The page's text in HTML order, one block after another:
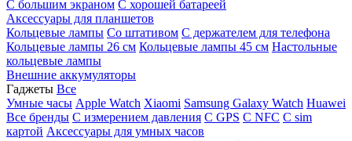
С большим экраном С хорошей батареей
Аксессуары для планшетов
Кольцевые лампы Со штативом C держателем для телефона
Кольцевые лампы 26 см Кольцевые лампы 45 см Настольные
кольцевые лампы
Внешние аккумуляторы
Гаджеты Все
Умные часы Apple Watch Xiaomi Samsung Galaxy Watch Huawei
Все бренды C измерением давления C GPS C NFC C sim
картой Аксессуары для умных часов